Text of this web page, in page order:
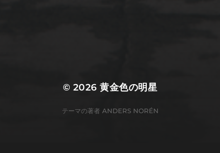
© 2026黄金色の明星
テーマの著者 ANDERS NORÉN